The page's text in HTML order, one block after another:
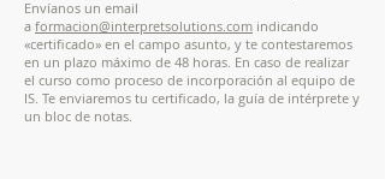
Envíanos un email
a formacion@interpretsolutions.com indicando
«certificado» en el campo asunto, y te contestaremos
en un plazo máximo de 48 horas. En caso de realizar
el curso como proceso de incorporación al equipo de
IS. Te enviaremos tu certificado, la guía de intérprete y
un bloc de notas.